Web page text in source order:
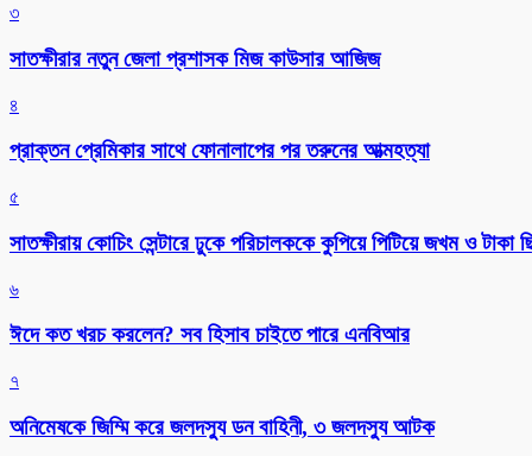
৩
সাতক্ষীরার নতুন জেলা প্রশাসক মিজ কাউসার আজিজ
৪
প্রাক্তন প্রেমিকার সাথে ফোনালাপের পর তরুনের আত্মহত্যা
৫
সাতক্ষীরায় কোচিং সেন্টারে ঢুকে পরিচালককে কুপিয়ে পিটিয়ে জখম ও টাকা
৬
ঈদে কত খরচ করলেন? সব হিসাব চাইতে পারে এনবিআর
৭
অনিমেষকে জিম্মি করে জলদস্যু ডন বাহিনী, ৩ জলদস্যু আটক